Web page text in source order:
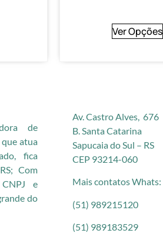
Ver Opções
de
atua
fica
Com
e
do
Av. Castro Alves, 676
B. Santa Catarina
Sapucaia do Sul – RS
CEP 93214-060
Mais contatos Whats:
(51) 989215120
(51) 989183529